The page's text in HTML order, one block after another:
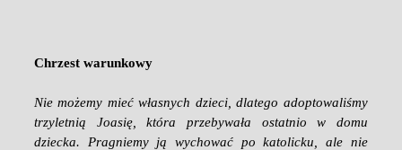
Chrzest warunkowy
Nie możemy mieć własnych dzieci, dlatego adoptowaliśmy
trzyletnią Joasię, która przebywała ostatnio w domu
dziecka. Pragniemy ją wychować po katolicku, ale nie